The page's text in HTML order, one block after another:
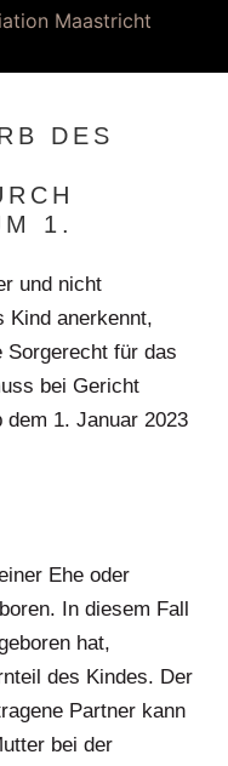
DES
1.
und nicht
Kind anerkennt,
für das
bei Gericht
dem 1. Januar 2023
Ehe oder
In diesem Fall
hat,
des Kindes. Der
Partner kann
bei der